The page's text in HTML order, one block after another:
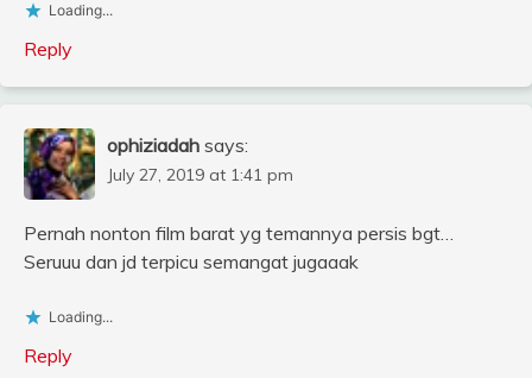
Loading...
Reply
ophiziadah says:
July 27, 2019 at 1:41 pm
Pernah nonton film barat yg temannya persis bgt…
Seruuu dan jd terpicu semangat jugaaak
Loading...
Reply